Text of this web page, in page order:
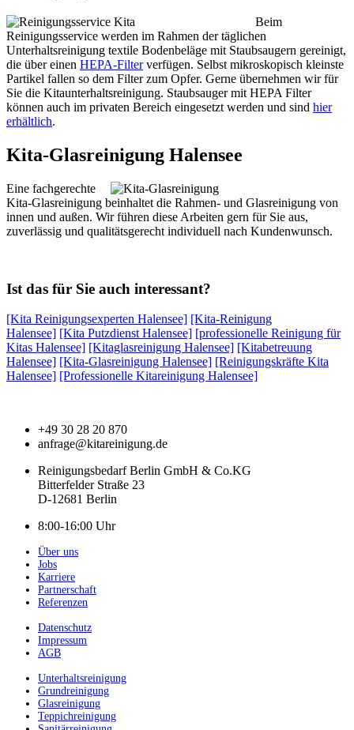
Beim
Reinigungsservice werden im Rahmen der täglichen
Unterhaltsreinigung textile Bodenbeläge mit Staubsaugern gereinigt,
die über einen HEPA-Filterverfügen. Selbst mikroskopisch kleinste
Partikel fallen so dem Filter zum Opfer. Gerne übernehmen wir für
Sie die Kitaunterhaltsreinigung. Staubsauger mit HEPA Filter
können auch im privaten Bereich eingesetzt werden und sind hier
erhältlich.
Kita-Glasreinigung Halensee
Eine fachgerechte
Kita-Glasreinigung beinhaltet die Rahmen- und Glasreinigung von
innen und außen. Wir führen diese Arbeiten gern für Sie aus,
zuverlässig und qualitätsgerecht individuell nach Kundenwunsch.
Ist das für Sie auch interessant?
[Kita Reinigungsexperten Halensee] [Kita-Reinigung
Halensee] [Kita Putzdienst Halensee] [professionelle Reinigung für
Kitas Halensee] [Kitaglasreinigung Halensee] [Kitabetreuung
Halensee] [Kita-Glasreinigung Halensee] [Reinigungskräfte Kita
Halensee] [Professionelle Kitareinigung Halensee]
+49 30 28 20 870
anfrage@kitareinigung.de
Reinigungsbedarf Berlin GmbH & Co.KG
Bitterfelder Straße 23
D-12681 Berlin
8:00-16:00 Uhr
Über uns
Jobs
Karriere
Partnerschaft
Referenzen
Datenschutz
Impressum
AGB
Unterhaltsreinigung
Grundreinigung
Glasreinigung
Teppichreinigung